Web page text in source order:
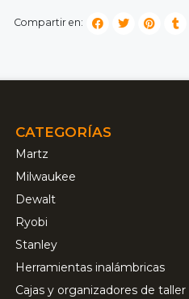
Compartir en:
CATEGORÍAS
Martz
Milwaukee
Dewalt
Ryobi
Stanley
Herramientas inalámbricas
Cajas y organizadores de taller